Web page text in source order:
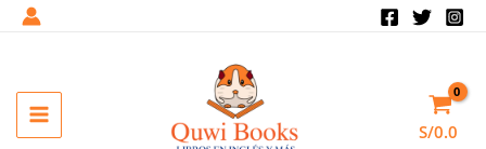
MAIN
S/0.0